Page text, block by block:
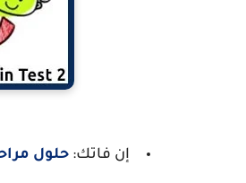
إن فاتك: حلول